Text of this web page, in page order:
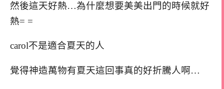
然後這天好熱…為什麼想要美美出門的時候就好
熱= =
carol不是適合夏天的人
覺得神造萬物有夏天這回事真的好折騰人啊…